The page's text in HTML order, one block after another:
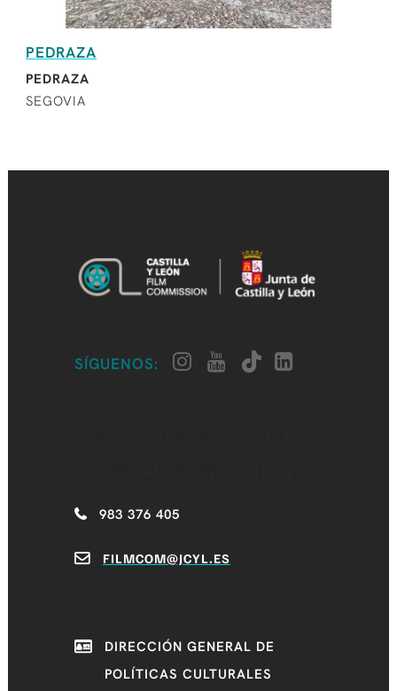
PEDRAZA
PEDRAZA
SEGOVIA
SÍGUENOS:
983 376 405
FILMCOM@JCYL.ES
DIRECCIÓN GENERAL DE
POLÍTICAS CULTURALES